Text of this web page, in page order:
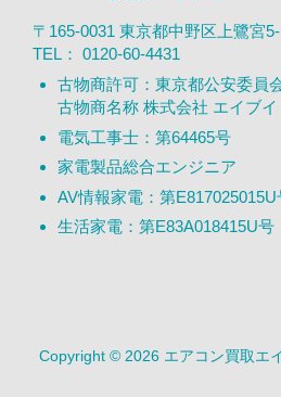
〒165-0031 東京都中野区上鷺宮
TEL： 0120-60-4431
古物商許可：東京都公安委員
古物商名称 株式会社 エイブイ
電気工事士：第64465号
家電製品総合エンジニア
AV情報家電：第E817025015U
生活家電：第E83A018415U号
Copyright © 2026 エアコン買取エ